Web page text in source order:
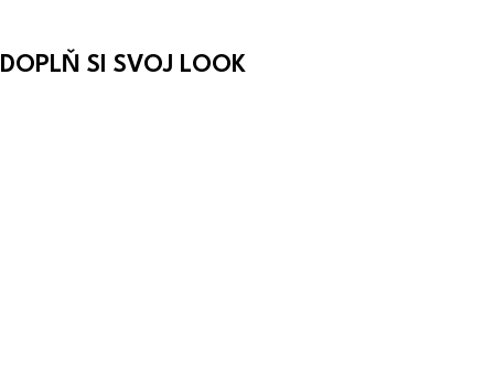
DOPLŇ SI SVOJ LOOK